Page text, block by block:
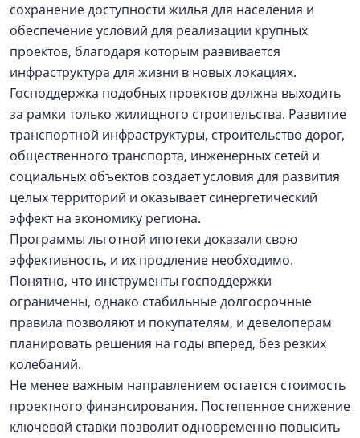
сохранение доступности жилья для населения и
обеспечение условий для реализации крупных
проектов, благодаря которым развивается
инфраструктура для жизни в новых локациях.
Господдержка подобных проектов должна выходить
за рамки только жилищного строительства. Развитие
транспортной инфраструктуры, строительство дорог,
общественного транспорта, инженерных сетей и
социальных объектов создает условия для развития
целых территорий и оказывает синергетический
эффект на экономику региона.
Программы льготной ипотеки доказали свою
эффективность, и их продление необходимо.
Понятно, что инструменты господдержки
ограничены, однако стабильные долгосрочные
правила позволяют и покупателям, и девелоперам
планировать решения на годы вперед, без резких
колебаний.
Не менее важным направлением остается стоимость
проектного финансирования. Постепенное снижение
ключевой ставки позволит одновременно повысить